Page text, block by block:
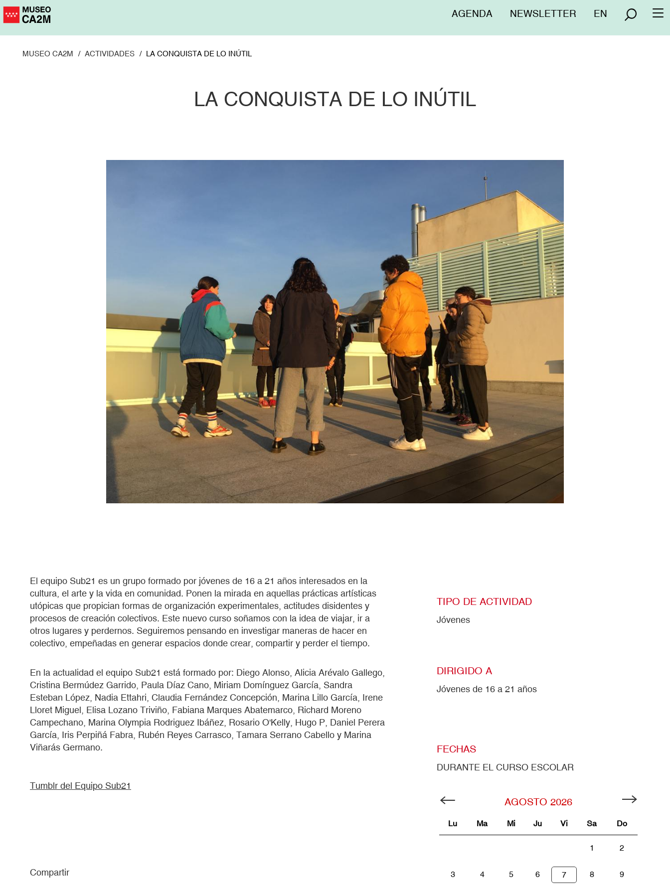
Pasar
Menú
AGENDA NEWSLETTER EN
MUSEO CA2M ACTIVIDADES LA CONQUISTA DE LO INÚTIL
LA CONQUISTA DE LO INÚTIL
El equipo Sub21 es un grupo formado por jóvenes de 16 a 21 años interesados en la
cultura, el arte y la vida en comunidad. Ponen la mirada en aquellas prácticas artísticas
utópicas que propician formas de organización experimentales, actitudes disidentes y
procesos de creación colectivos. Este nuevo curso soñamos con la idea de viajar, ir a
otros lugares y perdernos. Seguiremos pensando en investigar maneras de hacer en
colectivo, empeñadas en generar espacios donde crear, compartir y perder el tiempo.
En la actualidad el equipo Sub21 está formado por: Diego Alonso, Alicia Arévalo Gallego,
Cristina Bermúdez Garrido, Paula Díaz Cano, Miriam Domínguez García, Sandra
Esteban López, Nadia Ettahri, Claudia Fernández Concepción, Marina Lillo García, Irene
Lloret Miguel, Elisa Lozano Triviño, Fabiana Marques Abatemarco, Richard Moreno
Campechano, Marina Olympia Rodriguez Ibáñez, Rosario O'Kelly, Hugo P, Daniel Perera
García, Iris Perpiñá Fabra, Rubén Reyes Carrasco, Tamara Serrano Cabello y Marina
Viñarás Germano.
Tumblr del Equipo Sub21
Compartir
TIPO DE ACTIVIDAD
Jóvenes
DIRIGIDO A
Jóvenes de 16 a 21 años
FECHAS
DURANTE EL CURSO ESCOLAR
AGOSTO 2026
Lu Ma Mi Ju Vi Sa Do
1 2
3 4 5 6 7 8 9